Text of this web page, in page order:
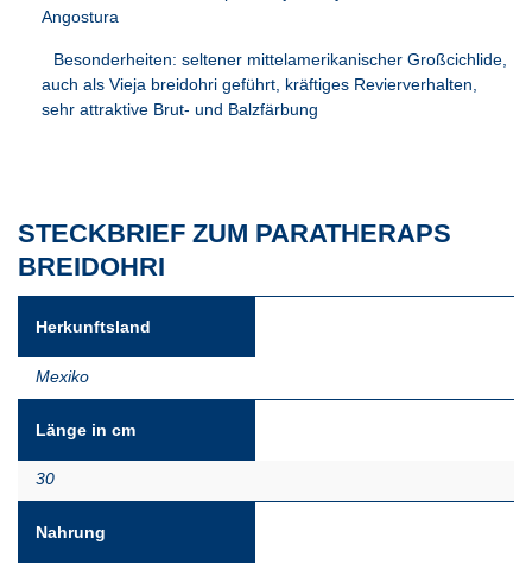
Angostura
Besonderheiten: seltener mittelamerikanischer Großcichlide,
auch als Vieja breidohri geführt, kräftiges Revierverhalten,
sehr attraktive Brut- und Balzfärbung
STECKBRIEF ZUM PARATHERAPS
BREIDOHRI
Herkunftsland
Mexiko
Länge in cm
30
Nahrung